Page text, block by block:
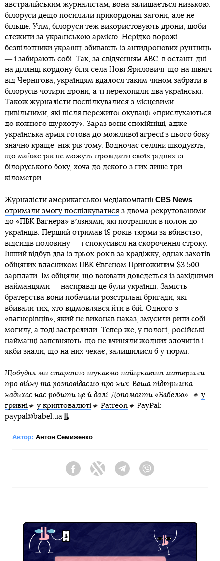
австралійським журналістам, вона залишається низькою:
білоруси дещо посилили прикордонні загони, але не
більше. Утім, білоруси теж використовують дрони, щоби
стежити за українською армією. Нерідко ворожі
безпілотники українці збивають із антидронових рушниць
― і забирають собі. Так, за свідченням ABC, в останні дні
на ділянці кордону біля села Нові Яриловичі, що на північ
від Чернігова, українцям вдалося таким чином забрати в
білорусів чотири дрони, а ті перехопили два українські.
Також журналісти поспілкувалися з місцевими
цивільними, які після пережитої окупації «прислухаються
до кожного шурхоту». Зараз вони спокійніші, адже
українська армія готова до можливої агресії з цього боку
значно краще, ніж рік тому. Водночас селяни шкодують,
що майже рік не можуть провідати своїх рідних із
білоруського боку, хоча до декого з них лише три
кілометри.
Журналісти американської медіакомпанії CBS News
отримали змогу поспілкуватися з двома рекрутованими
до «ПВК Вагнера» вʼязнями, які потрапили в полон до
українців. Перший отримав 19 років тюрми за вбивство,
відсидів половину ― і спокусився на скорочення строку.
Інший відбув два із трьох років за крадіжку, однак захотів
обіцяних власником ПВК Євгеном Пригожиним $3 500
зарплати. Їм обіцяли, що воювати доведеться із західними
найманцями ― насправді це були українці. Замість
братерства вони побачили розстрільні бригади, які
вбивали тих, хто відмовлявся йти в бій. Одного з
«вагнерівців», який не виконав наказ, змусили рити собі
могилу, а тоді застрелили. Тепер же, у полоні, російські
найманці запевняють, що не вчиняли жодних злочинів і
якби знали, що на них чекає, залишилися б у тюрмі.
Щобудня ми старанно шукаємо найцікавіші матеріали
про війну та розповідаємо про них. Ваша підтримка
надихає нас робити це й далі. Допомогти «Бабелю»: 🔸 у
гривні 🔸 у криптовалюті 🔸 Patreon 🔸 PayPal:
paypal@babel.ua
Автор: Антон Семиженко
FacebookTwitter Telegram